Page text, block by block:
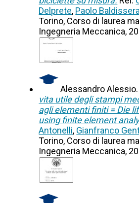
Delprete, Paolo Baldissera
Torino, Corso di laurea
Ingegneria Meccanica,
Alessandro Alessio.
vita utile degli stampi
agli elementi finiti = Die
using finite element
Antonelli, Gianfranco
Torino, Corso di laurea
Ingegneria Meccanica,